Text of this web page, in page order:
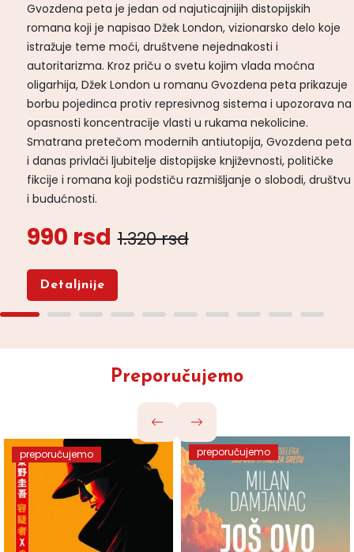
Gvozdena peta je jedan od najuticajnijih distopijskih
romana koji je napisao Džek London, vizionarsko delo koje
istražuje teme moći, društvene nejednakosti i
autoritarizma. Kroz priču o svetu kojim vlada moćna
oligarhija, Džek London u romanu Gvozdena peta prikazuje
borbu pojedinca protiv represivnog sistema i upozorava na
opasnosti koncentracije vlasti u rukama nekolicine.
Smatrana pretečom modernih antiutopija, Gvozdena peta
i danas privlači ljubitelje distopijske književnosti, političke
fikcije i romana koji podstiču razmišljanje o slobodi, društvu
i budućnosti.
990 rsd 1.320 rsd
Detaljnije
Preporučujemo
preporučujemo preporučujemo